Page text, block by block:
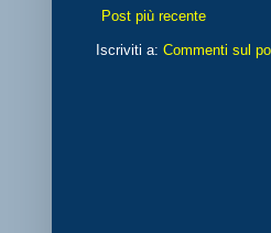
Post più recente
Iscriviti a: Commenti sul